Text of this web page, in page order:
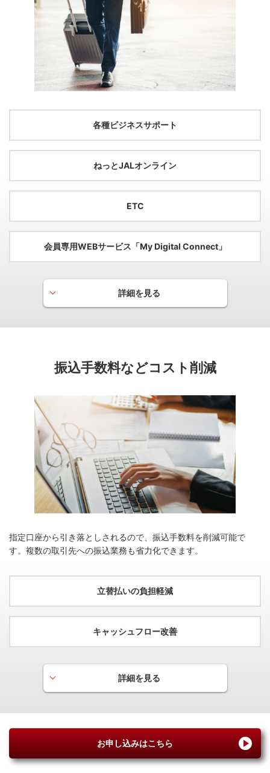
各種ビジネスサポート
ねっとJALオンライン
ETC
会員専用WEBサービス「My Digital Connect」
各種ビジネスサポート
ビジネスシーンでお使いいただけるご優待サービスを提
ねっとJALオンライン
JALオンライン専用運賃など各種割引運賃がご利用いただ
けます。
有料道路の料金をキャッシュレスでスムーズに通行いただ
会員専用WEBサービス「My Digital Connect」
スマートフォンでカンタンにご請求額・ポイント照会等が
詳細を見る
振込手数料などコスト削減
指定口座から引き落としされるので、振込手数料を削減可能で
す。複数の取引先への振込業務も省力化できます。
立替払いの負担軽減
キャッシュフロー改善
立替払いの負担軽減
詳細を見る
お申し込みはこちら